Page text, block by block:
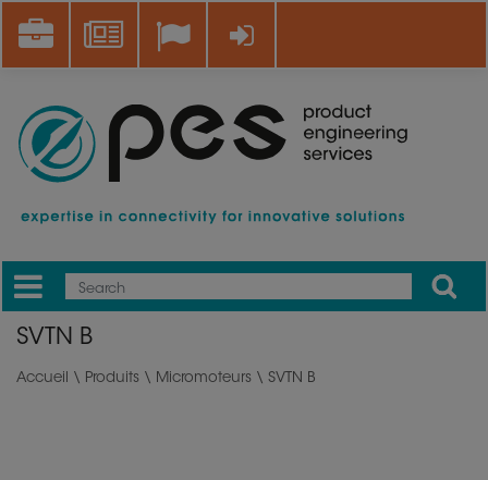
au
contenu
Career News Se connecter
Mobile
Main
Apply
SVTN B
Accueil \ Produits \ Micromoteurs \ SVTN B